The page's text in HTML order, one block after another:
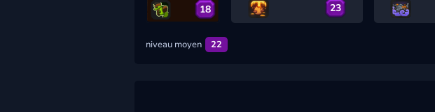
18 23
niveau moyen 22